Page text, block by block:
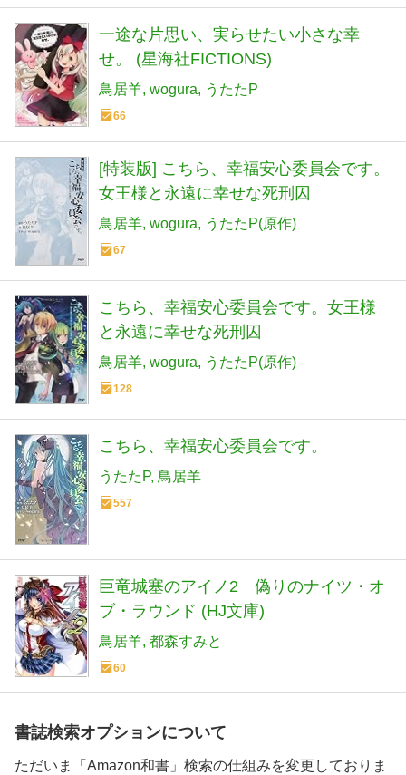
一途な片思い、実らせたい小さな幸
せ。 (星海社FICTIONS)
鳥居羊 wogura うたたP
66
[特装版] こちら、幸福安心委員会です。
女王様と永遠に幸せな死刑囚
鳥居羊 wogura うたたP(原作)
67
こちら、幸福安心委員会です。女王様
と永遠に幸せな死刑囚
鳥居羊 wogura うたたP(原作)
128
こちら、幸福安心委員会です。
うたたP 鳥居羊
557
巨竜城塞のアイノ2 偽りのナイツ・オ
ブ・ラウンド (HJ文庫)
鳥居羊 都森すみと
60
書誌検索オプションについて
ただいま「Amazon和書」検索の仕組みを変更しておりま